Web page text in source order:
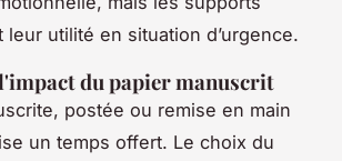
leur utilité en situation d’urgence.
du papier manuscrit
postée ou remise en main
un temps offert. Le choix du